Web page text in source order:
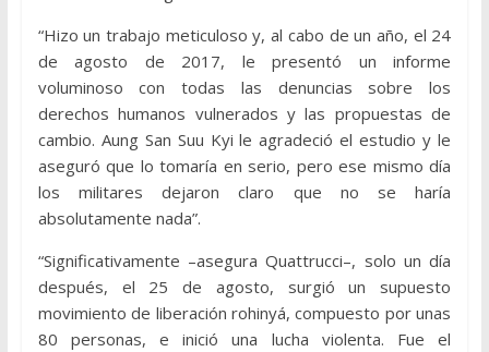
“Hizo un trabajo meticuloso y, al cabo de un año, el 24
de agosto de 2017, le presentó un informe
voluminoso con todas las denuncias sobre los
derechos humanos vulnerados y las propuestas de
cambio. Aung San Suu Kyi le agradeció el estudio y le
aseguró que lo tomaría en serio, pero ese mismo día
los militares dejaron claro que no se haría
absolutamente nada”.
“Significativamente –asegura Quattrucci–, solo un día
después, el 25 de agosto, surgió un supuesto
movimiento de liberación rohinyá, compuesto por unas
80 personas, e inició una lucha violenta. Fue el